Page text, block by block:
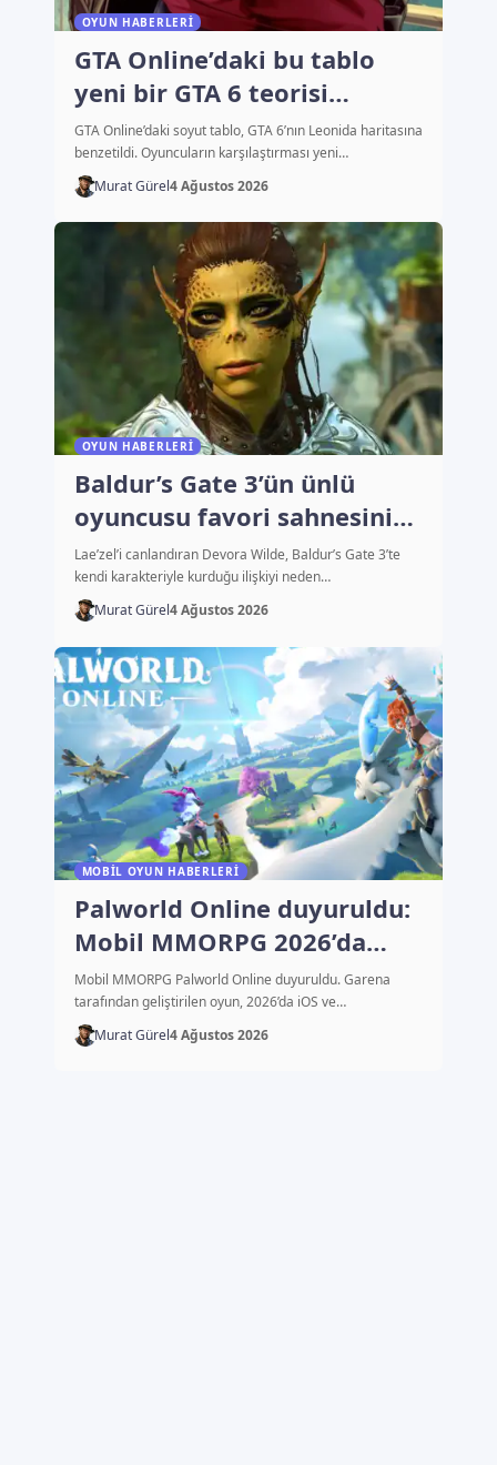
OYUN HABERLERI
GTA Online’daki bu tablo
yeni bir GTA 6 teorisi
başlattı
GTA Online’daki soyut tablo, GTA 6’nın Leonida haritasına
benzetildi. Oyuncuların karşılaştırması yeni…
Murat Gürel4 Ağustos 2026
OYUN HABERLERI
Baldur’s Gate 3’ün ünlü
oyuncusu favori sahnesini
açıkladı
Lae’zel’i canlandıran Devora Wilde, Baldur’s Gate 3’te
kendi karakteriyle kurduğu ilişkiyi neden…
Murat Gürel4 Ağustos 2026
MOBIL OYUN HABERLERI
Palworld Online duyuruldu:
Mobil MMORPG 2026’da
çıkacak
Mobil MMORPG Palworld Online duyuruldu. Garena
tarafından geliştirilen oyun, 2026’da iOS ve…
Murat Gürel4 Ağustos 2026